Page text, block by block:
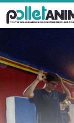
Pollet Anim'